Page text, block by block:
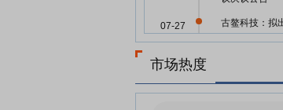
古鳌科技：拟
07-27
07-27
市场热度